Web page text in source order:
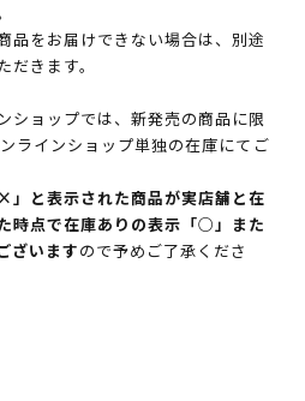
品をお届けできない場合は、別途
きます。
ショップでは、新発売の商品に限
ラインショップ単独の在庫にてご
」と表示された商品が実店舗と在
時点で在庫ありの表示「○」また
ざいますので予めご了承くださ